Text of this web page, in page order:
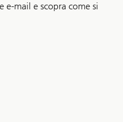
e-mail e scopra come si